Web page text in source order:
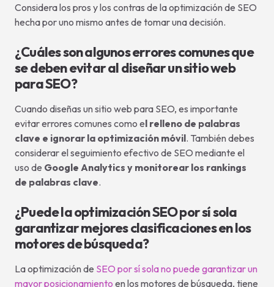
Considera los pros y los contras de la optimización de SEO
hecha por uno mismo antes de tomar una decisión.
¿Cuáles son algunos errores comunes que
se deben evitar al diseñar un sitio web
para SEO?
Cuando diseñas un sitio web para SEO, es importante
evitar errores comunes como el relleno de palabras
clave e ignorar la optimización móvil. También debes
considerar el seguimiento efectivo de SEO mediante el
uso de Google Analytics y monitorear los rankings
de palabras clave.
¿Puede la optimización SEO por sí sola
garantizar mejores clasificaciones en los
motores de búsqueda?
La optimización de SEO por sí sola no puede garantizar un
mayor posicionamiento en los motores de búsqueda, tiene